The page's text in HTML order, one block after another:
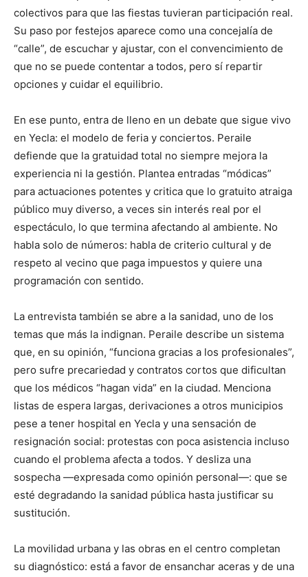
colectivos para que las fiestas tuvieran participación real.
Su paso por festejos aparece como una concejalía de
“calle”, de escuchar y ajustar, con el convencimiento de
que no se puede contentar a todos, pero sí repartir
opciones y cuidar el equilibrio.
En ese punto, entra de lleno en un debate que sigue vivo
en Yecla: el modelo de feria y conciertos. Peraile
defiende que la gratuidad total no siempre mejora la
experiencia ni la gestión. Plantea entradas “módicas”
para actuaciones potentes y critica que lo gratuito atraiga
público muy diverso, a veces sin interés real por el
espectáculo, lo que termina afectando al ambiente. No
habla solo de números: habla de criterio cultural y de
respeto al vecino que paga impuestos y quiere una
programación con sentido.
La entrevista también se abre a la sanidad, uno de los
temas que más la indignan. Peraile describe un sistema
que, en su opinión, “funciona gracias a los profesionales”,
pero sufre precariedad y contratos cortos que dificultan
que los médicos “hagan vida” en la ciudad. Menciona
listas de espera largas, derivaciones a otros municipios
pese a tener hospital en Yecla y una sensación de
resignación social: protestas con poca asistencia incluso
cuando el problema afecta a todos. Y desliza una
sospecha —expresada como opinión personal—: que se
esté degradando la sanidad pública hasta justificar su
sustitución.
La movilidad urbana y las obras en el centro completan
su diagnóstico: está a favor de ensanchar aceras y de una